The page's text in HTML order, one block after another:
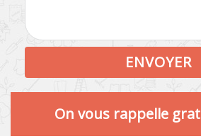
On vous rappelle